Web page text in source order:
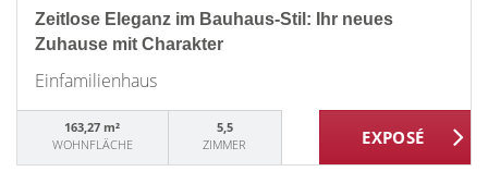
Zeitlose Eleganz im Bauhaus-Stil: Ihr neues
Zuhause mit Charakter
Einfamilienhaus
163,27 m²
WOHNFLÄCHE
5,5
ZIMMER